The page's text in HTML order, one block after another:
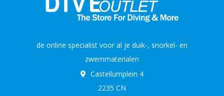
de online specialist voor al je duik-, snorkel- en
zwemmaterialen
Castellumplein 4
2235 CN